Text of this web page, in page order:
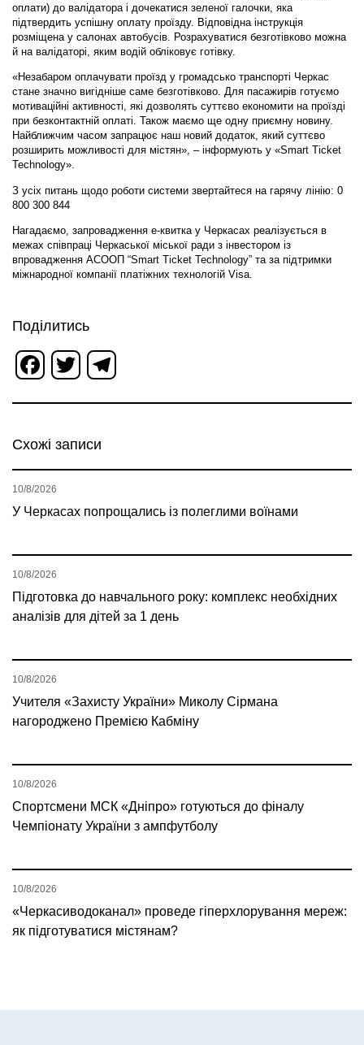
оплати) до валідатора і дочекатися зеленої галочки, яка
підтвердить успішну оплату проїзду. Відповідна інструкція
розміщена у салонах автобусів. Розрахуватися безготівково можна
й на валідаторі, яким водій обліковує готівку.
«Незабаром оплачувати проїзд у громадсько транспорті Черкас
стане значно вигідніше саме безготівково. Для пасажирів готуємо
мотиваційні активності, які дозволять суттєво економити на проїзді
при безконтактній оплаті. Також маємо ще одну приємну новину.
Найближчим часом запрацює наш новий додаток, який суттєво
розширить можливості для містян», – інформують у «Smart Ticket
Technology».
З усіх питань щодо роботи системи звертайтеся на гарячу лінію: 0
800 300 844
Нагадаємо, запровадження е-квитка у Черкасах реалізується в
межах співпраці Черкаської міської ради з інвестором із
впровадження АСООП “Smart Ticket Technology” та за підтримки
міжнародної компанії платіжних технологій Visa.
Поділитись
Facebook
Twitter
Схожі записи
У Черкасах попрощались із полеглими воїнами
10/8/2026
Підготовка до навчального року: комплекс необхідних
аналізів для дітей за 1 день
10/8/2026
Учителя «Захисту України» Миколу Сірмана
нагороджено Премією Кабміну
10/8/2026
Спортсмени МСК «Дніпро» готуються до фіналу
Чемпіонату України з ампфутболу
10/8/2026
«Черкасиводоканал» проведе гіперхлорування мереж:
як підготуватися містянам?
10/8/2026